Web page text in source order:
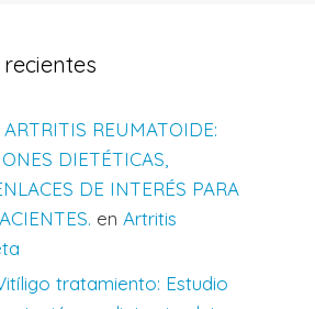
REUMATOIDE:
DIETÉTICAS,
DE INTERÉS PARA
en Artritis
tratamiento: Estudio